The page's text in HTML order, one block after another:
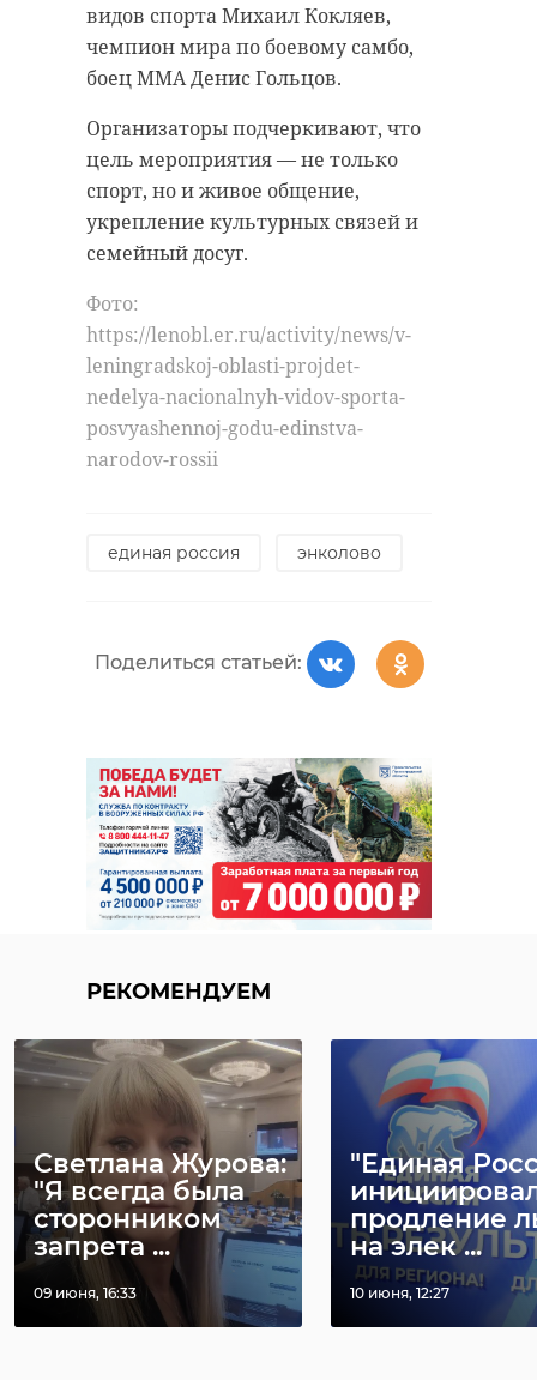
видов спорта Михаил Кокляев,
чемпион мира по боевому самбо,
боец ММА Денис Гольцов.
Организаторы подчеркивают, что
цель мероприятия — не только
спорт, но и живое общение,
укрепление культурных связей и
семейный досуг.
Фото:
https://lenobl.er.ru/activity/news/v-
leningradskoj-oblasti-projdet-
nedelya-nacionalnyh-vidov-sporta-
posvyashennoj-godu-edinstva-
narodov-rossii
единая россия энколово
Поделиться статьей:
РЕКОМЕНДУЕМ
Светлана Журова:
"Я всегда была
сторонником
запрета ...
09 июня, 16:33
"Единая
продление
на элек ...
10 июня, 12:27